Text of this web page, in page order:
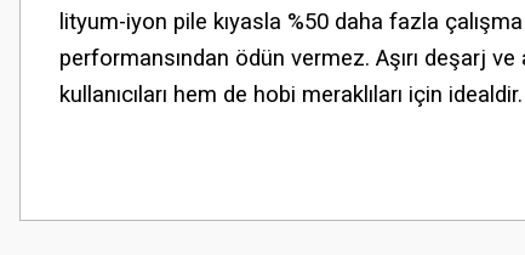
lityum-iyon pile kıyasla %50 daha fazla
performansından ödün vermez. Aşırı deşarj
kullanıcıları hem de hobi meraklıları için idealdir.